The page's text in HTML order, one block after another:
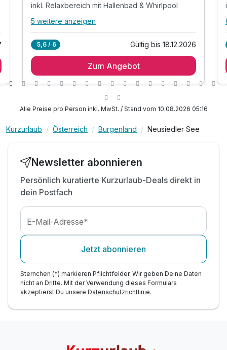
inkl. Relaxbereich mit Hallenbad & Whirlpool
Alle Inklusivleistungen
1 x reichhaltiges Frühstück vom Buffet
1 x romantischer Fondueabend mit einem Glas
inkl. kuscheliger Leihbademantel am Zimmer
inkl. Burgenland Card für zahlr. Ermäßigungen
inkl. Breakfast News auf Ihrem Frühstückstisch
5 weitere anzeigen
5,6 / 6 Gültig bis 18.12.2026
Zum Angebot
Alle Preise pro Person inkl. MwSt. / Stand vom 10.08.2026 05:16
Kurzurlaub Österreich Burgenland Neusiedler See
Newsletter abonnieren
Persönlich kuratierte Kurzurlaub-Deals direkt in
dein Postfach
E-Mail-Adresse*
Jetzt abonnieren
Sternchen (*) markieren Pflichtfelder. Wir geben Deine Daten
nicht an Dritte. Mit der Verwendung dieses Formulars
akzeptierst Du unsere Datenschutzrichtlinie.